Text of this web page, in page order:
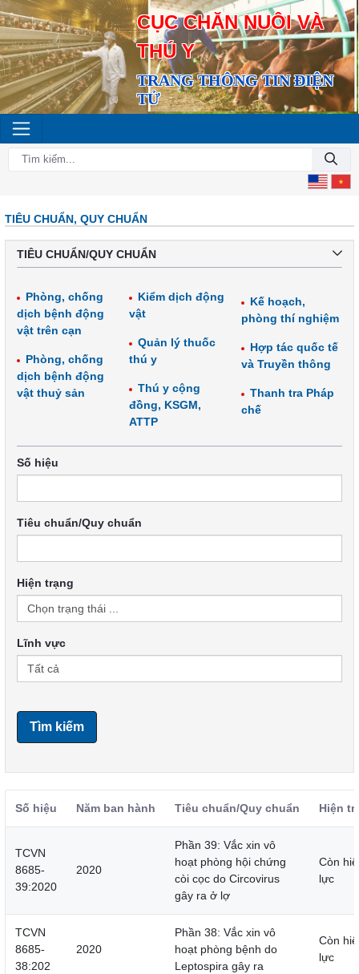
CỤC CHĂN NUÔI VÀ
THÚ Y
TRANG THÔNG TIN ĐIỆN
TỬ
TIÊU CHUẨN, QUY CHUẨN
TIÊU CHUẨN/QUY CHUẨN
Phòng, chống
dịch bệnh động
vật trên cạn
Phòng, chống
dịch bệnh động
vật thuỷ sản
Kiểm dịch động
vật
Quản lý thuốc
thú y
Thú y cộng
đồng, KSGM,
ATTP
Kế hoạch,
phòng thí nghiệm
Hợp tác quốc tế
và Truyền thông
Thanh tra Pháp
chế
Số hiệu
Tiêu chuẩn/Quy chuẩn
Hiện trạng
Lĩnh vực
Tìm kiếm
Số hiệu Năm ban hành Tiêu chuẩn/Quy chuẩn Hiện
TCVN
8685-
39:2020
2020
Phần 39: Vắc xin vô
hoạt phòng hội chứng
còi cọc do Circovirus
gây ra ở lợ
Còn
lực
TCVN
8685-
38:202
2020
Phần 38: Vắc xin vô
hoạt phòng bệnh do
Leptospira gây ra
Còn
lực